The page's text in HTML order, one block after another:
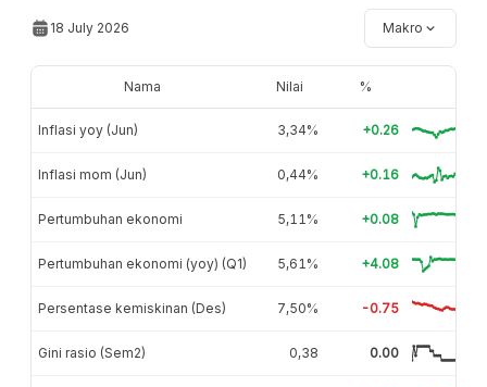
18 July 2026 Makro
Nama Nilai %
Inflasi yoy (Jun) 3,34% +0.26
Inflasi mom (Jun) 0,44% +0.16
Pertumbuhan ekonomi 5,11% +0.08
Pertumbuhan ekonomi (yoy) (Q1) 5,61% +4.08
Persentase kemiskinan (Des) 7,50% -0.75
Gini rasio (Sem2) 0,38 0.00